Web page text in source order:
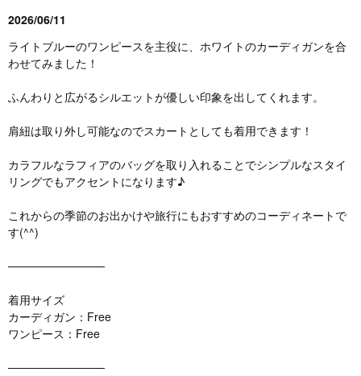
2026/06/11
ライトブルーのワンピースを主役に、ホワイトのカーディガンを合
わせてみました！
ふんわりと広がるシルエットが優しい印象を出してくれます。
肩紐は取り外し可能なのでスカートとしても着用できます！
カラフルなラフィアのバッグを取り入れることでシンプルなスタイ
リングでもアクセントになります♪
これからの季節のお出かけや旅行にもおすすめのコーディネートで
す(^^)
────────────
着用サイズ
カーディガン：Free
ワンピース：Free
────────────